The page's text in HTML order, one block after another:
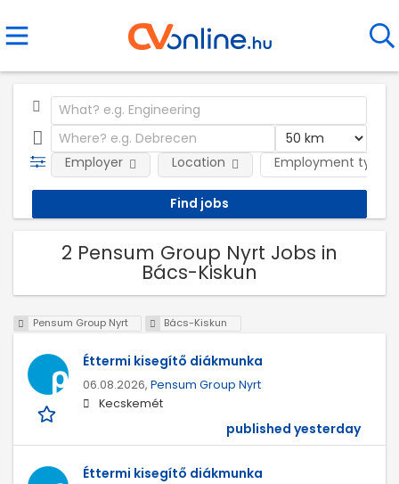
Employment type
Employer Location
2 Pensum Group Nyrt Jobs in
Bács-Kiskun
Pensum Group Nyrt Bács-Kiskun
Éttermi kisegítő diákmunka
06.08.2026, Pensum Group Nyrt
Kecskemét
published yesterday
Éttermi kisegítő diákmunka